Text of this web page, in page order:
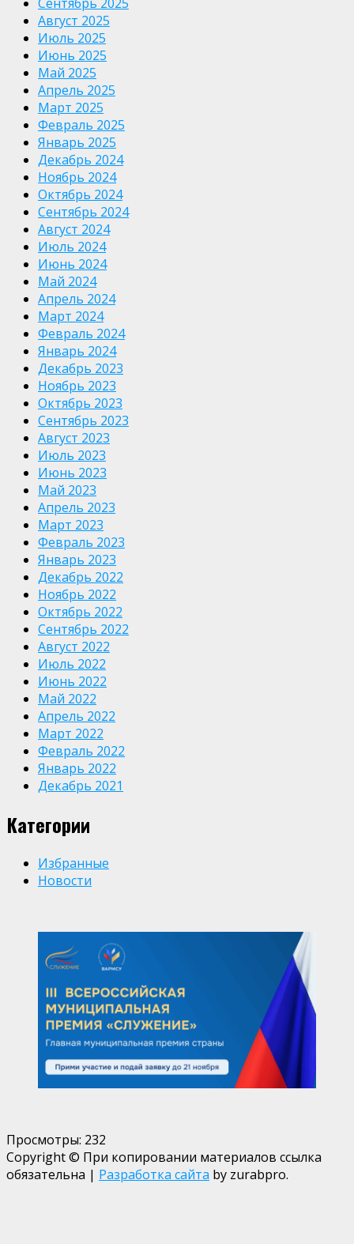
Август 2025
Июль 2025
Июнь 2025
Май 2025
Апрель 2025
Март 2025
Февраль 2025
Январь 2025
Декабрь 2024
Ноябрь 2024
Октябрь 2024
Сентябрь 2024
Август 2024
Июль 2024
Июнь 2024
Май 2024
Апрель 2024
Март 2024
Февраль 2024
Январь 2024
Декабрь 2023
Ноябрь 2023
Октябрь 2023
Сентябрь 2023
Август 2023
Июль 2023
Июнь 2023
Май 2023
Апрель 2023
Март 2023
Февраль 2023
Январь 2023
Декабрь 2022
Ноябрь 2022
Октябрь 2022
Сентябрь 2022
Август 2022
Июль 2022
Июнь 2022
Май 2022
Апрель 2022
Март 2022
Февраль 2022
Январь 2022
Декабрь 2021
Категории
Избранные
Новости
Просмотры: 232
Copyright © При копировании материалов ссылка
обязательна | Разработка сайта by zurabpro.